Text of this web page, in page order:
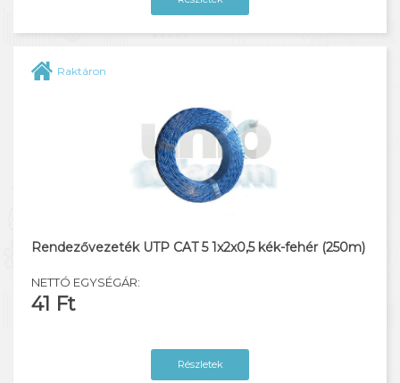
Raktáron
Rendezővezeték UTP CAT 5 1x2x0,5 kék-fehér (250m)
NETTÓ EGYSÉGÁR:
41 Ft
Részletek